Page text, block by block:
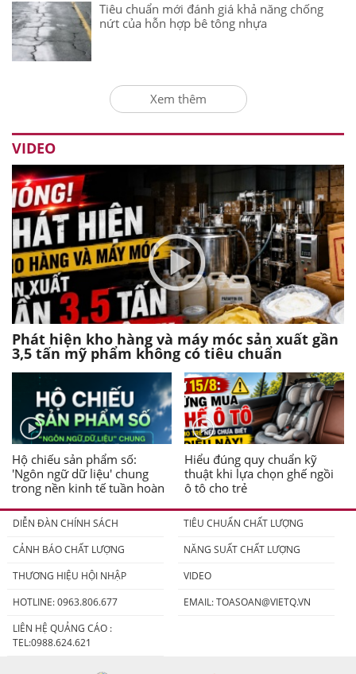
Tiêu chuẩn mới đánh giá khả năng chống
nứt của hỗn hợp bê tông nhựa
Xem thêm
VIDEO
Phát hiện kho hàng và máy móc sản xuất gần
3,5 tấn mỹ phẩm không có tiêu chuẩn
Hộ chiếu sản phẩm số:
'Ngôn ngữ dữ liệu' chung
trong nền kinh tế tuần hoàn
Hiểu đúng quy chuẩn kỹ
thuật khi lựa chọn ghế ngồi
ô tô cho trẻ
DIỄN ĐÀN CHÍNH SÁCH
TIÊU CHUẨN CHẤT LƯỢNG
CẢNH BÁO CHẤT LƯỢNG
NĂNG SUẤT CHẤT LƯỢNG
THƯƠNG HIỆU HỘI NHẬP
VIDEO
HOTLINE: 0963.806.677
EMAIL:TOASOAN@VIETQ.VN
LIÊN HỆ QUẢNG CÁO :
TEL:0988.624.621